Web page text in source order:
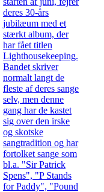
deres 30-års
jubilæum med et
stærkt album, der
har fået titlen
Lighthousekeeping.
Bandet skriver
normalt langt de
fleste af deres sange
selv, men denne
gang har de kastet
sig over den irske
og skotske
sangtradition og har
fortolket sange som
bl.a. "Sir Patrick
Spens", "P Stands
for Paddy", "Pound